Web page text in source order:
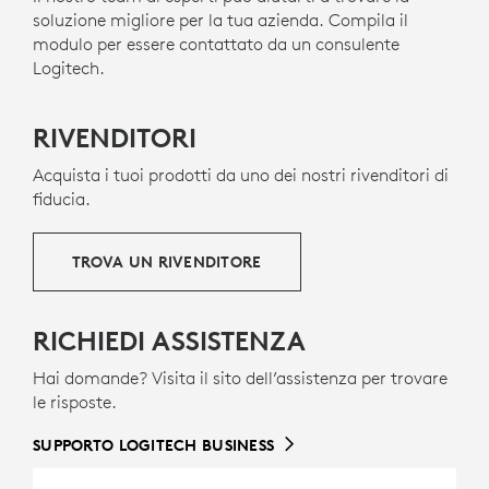
modalità a scatti a quella a scorrimento libero e
viceversa
Scroller da pollice
Pulsanti
USB-Cricarica rapida
Interruttore di
accensione/spegnimento
Sensore di tracciamentoda 8000 DPI
Pulsante
Facile da smontareper supportare il riciclaggio
PLASTICA RICICLATA
includono il 54% di plastica riciclata post-consumo
certificata20 Sono escluse le parti in plastica del
per dare una seconda vita alla plastica
proveniente da vecchi apparecchi elettronici di
consumo giunti a fine vita e contribuire a ridurre la
INFORMAZIONI SULE PLASTICHE RICICLATE
soluzione migliore per la tua azienda. Compila il
modulo per essere contattato da un consulente
Logitech.
RIVENDITORI
Acquista i tuoi prodotti da uno dei nostri rivenditori di
fiducia.
TROVA UN RIVENDITORE
RICHIEDI ASSISTENZA
Hai domande? Visita il sito dell’assistenza per trovare
le risposte.
SUPPORTO LOGITECH BUSINESS